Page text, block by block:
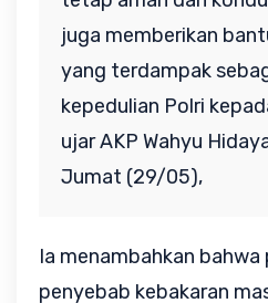
juga memberikan
yang terdampak
kepedulian Polri
ujar AKP Wahyu
Jumat (29/05),
Ia menambahkan
penyebab kebakaran